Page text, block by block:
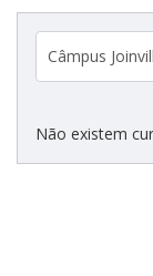
Não existem